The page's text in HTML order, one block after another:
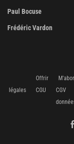
Paul Bocuse
Frédéric Vardon
Offrir
légales
CGU CGV